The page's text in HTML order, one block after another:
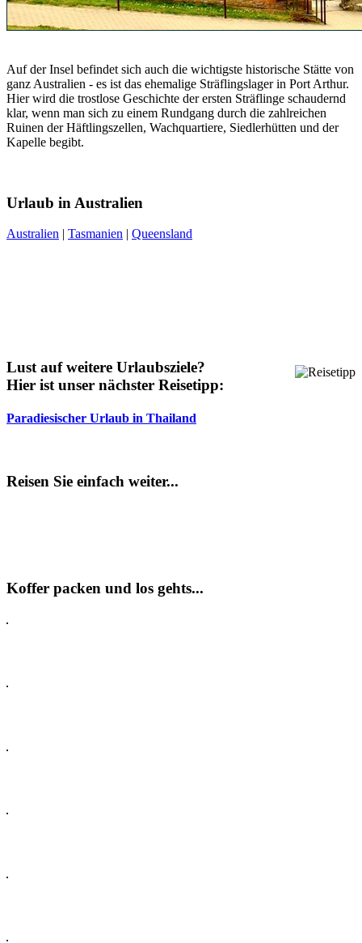
Auf der Insel befindet sich auch die wichtigste historische Stätte von
ganz Australien - es ist das ehemalige Sträflingslager in Port Arthur.
Hier wird die trostlose Geschichte der ersten Sträflinge schaudernd
klar, wenn man sich zu einem Rundgang durch die zahlreichen
Ruinen der Häftlingszellen, Wachquartiere, Siedlerhütten und der
Kapelle begibt.
Urlaub in Australien
Australien Tasmanien Queensland
Lust auf weitere Urlaubsziele?
Hier ist unser nächster Reisetipp:
Paradiesischer Urlaub in Thailand
Reisen Sie einfach weiter...
Koffer packen und los gehts...